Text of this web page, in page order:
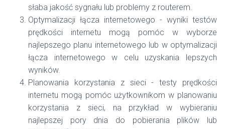
słaba jakość sygnału lub problemy z routerem.
Optymalizacji łącza internetowego - wyniki testów
prędkości internetu mogą pomóc w wyborze
najlepszego planu internetowego lub w optymalizacji
łącza internetowego w celu uzyskania lepszych
wyników.
Planowania korzystania z sieci - testy prędkości
internetu mogą pomóc użytkownikom w planowaniu
korzystania z sieci, na przykład w wybieraniu
najlepszej pory dnia do pobierania plików lub